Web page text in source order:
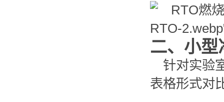
RTO-
二、小型
针对实验
表格形式对